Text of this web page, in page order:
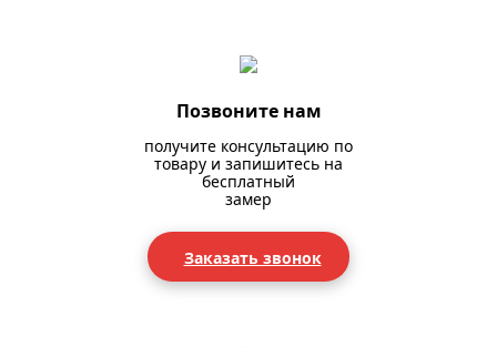
Позвоните нам
получите консультацию по
товару и запишитесь на
бесплатный
замер
Заказать звонок